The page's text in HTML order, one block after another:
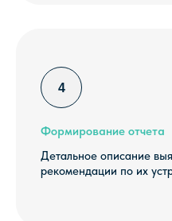
Формирование отчета
Детальное описание
рекомендации по их